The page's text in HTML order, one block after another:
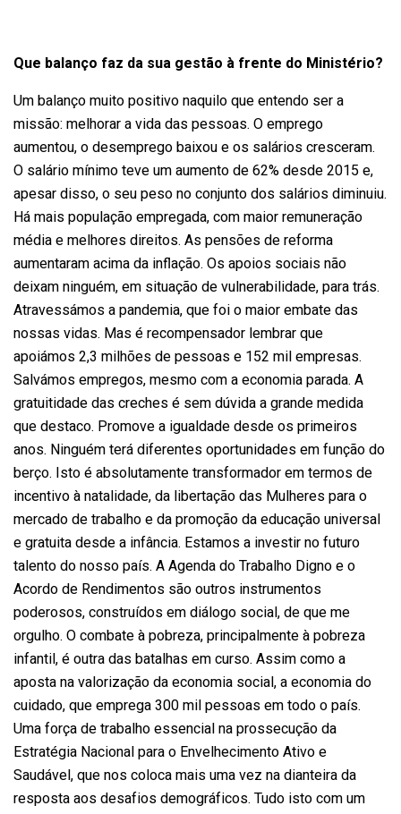
Que balanço faz da sua gestão à frente do Ministério?
Um balanço muito positivo naquilo que entendo ser a
missão: melhorar a vida das pessoas. O emprego
aumentou, o desemprego baixou e os salários cresceram.
O salário mínimo teve um aumento de 62% desde 2015 e,
apesar disso, o seu peso no conjunto dos salários diminuiu.
Há mais população empregada, com maior remuneração
média e melhores direitos. As pensões de reforma
aumentaram acima da inflação. Os apoios sociais não
deixam ninguém, em situação de vulnerabilidade, para trás.
Atravessámos a pandemia, que foi o maior embate das
nossas vidas. Mas é recompensador lembrar que
apoiámos 2,3 milhões de pessoas e 152 mil empresas.
Salvámos empregos, mesmo com a economia parada. A
gratuitidade das creches é sem dúvida a grande medida
que destaco. Promove a igualdade desde os primeiros
anos. Ninguém terá diferentes oportunidades em função do
berço. Isto é absolutamente transformador em termos de
incentivo à natalidade, da libertação das Mulheres para o
mercado de trabalho e da promoção da educação universal
e gratuita desde a infância. Estamos a investir no futuro
talento do nosso país. A Agenda do Trabalho Digno e o
Acordo de Rendimentos são outros instrumentos
poderosos, construídos em diálogo social, de que me
orgulho. O combate à pobreza, principalmente à pobreza
infantil, é outra das batalhas em curso. Assim como a
aposta na valorização da economia social, a economia do
cuidado, que emprega 300 mil pessoas em todo o país.
Uma força de trabalho essencial na prossecução da
Estratégia Nacional para o Envelhecimento Ativo e
Saudável, que nos coloca mais uma vez na dianteira da
resposta aos desafios demográficos. Tudo isto com um